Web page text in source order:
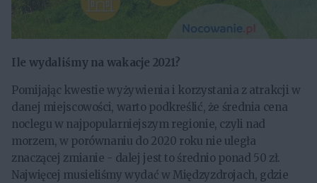
Ile wydaliśmy na wakacje 2021?
Pomijając kwestie wyżywienia i korzystania z atrakcji w
danej miejscowości, warto podkreślić, że średnia cena
noclegu w najpopularniejszym regionie, czyli nad
morzem, w porównaniu do 2020 roku nie uległa
znaczącej zmianie - dalej jest to średnio ponad 50 zł.
Najwięcej musieliśmy wydać w Międzyzdrojach, gdzie